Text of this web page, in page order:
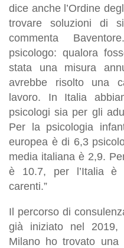
dice anche l’Ordine
trovare soluzioni di
commenta
psicologo: qualora
stata una misura
avrebbe risolto una
lavoro. In Italia
psicologi sia per gli
Per la psicologia
europea è di 6,3
media italiana è 2,9.
è 10.7, per l’Italia è
carenti.”
Il percorso di
già iniziato nel 2019,
Milano ho trovato una